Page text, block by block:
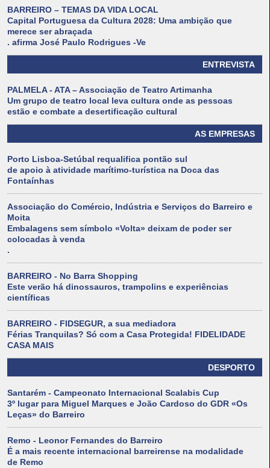
BARREIRO – TEMAS DA VIDA LOCAL
Capital Portuguesa da Cultura 2028: Uma ambição que
merece ser abraçada
. afirma José Paulo Rodrigues -Ve
ENTREVISTA
PALMELA - ATA – Associação de Teatro Artimanha
Um grupo de teatro local leva cultura onde as pessoas
estão e combate a desertificação cultural
AS EMPRESAS
Porto Lisboa-Setúbal requalifica pontão sul
de apoio à atividade marítimo-turística na Doca das
Fontaínhas
Associação do Comércio, Indústria e Serviços do Barreiro e
Moita
Embalagens sem símbolo «Volta» deixam de poder ser
colocadas à venda
.
BARREIRO - No Barra Shopping
Este verão há dinossauros, trampolins e experiências
científicas
BARREIRO - FIDSEGUR, a sua mediadora
Férias Tranquilas? Só com a Casa Protegida! FIDELIDADE
CASA MAIS
DESPORTO
Santarém - Campeonato Internacional Scalabis Cup
3º lugar para Miguel Marques e João Cardoso do GDR «Os
Leças» do Barreiro
Remo - Leonor Fernandes do Barreiro
É a mais recente internacional barreirense na modalidade
de Remo